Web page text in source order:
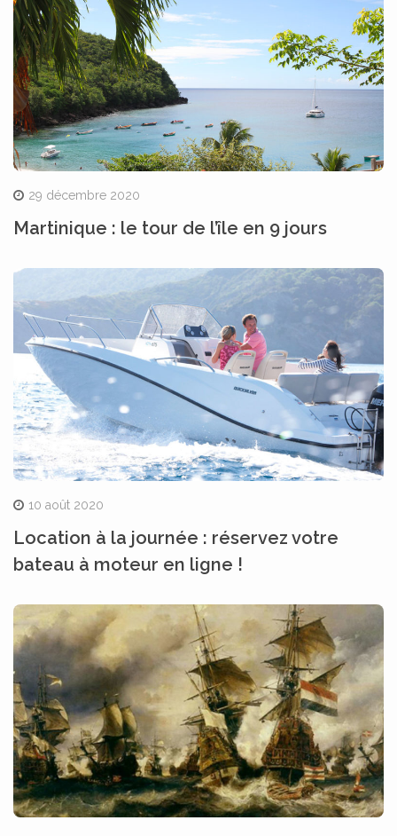
29 décembre 2020
Martinique : le tour de l’île en 9 jours
10 août 2020
Location à la journée : réservez votre
bateau à moteur en ligne !